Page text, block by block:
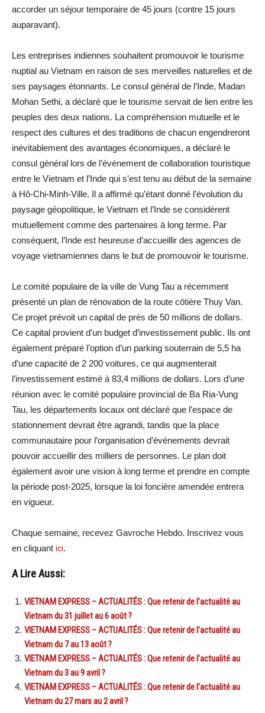
accorder un séjour temporaire de 45 jours (contre 15 jours
auparavant).
Les entreprises indiennes souhaitent promouvoir le tourisme
nuptial au Vietnam en raison de ses merveilles naturelles et de
ses paysages étonnants. Le consul général de l’Inde, Madan
Mohan Sethi, a déclaré que le tourisme servait de lien entre les
peuples des deux nations. La compréhension mutuelle et le
respect des cultures et des traditions de chacun engendreront
inévitablement des avantages économiques, a déclaré le
consul général lors de l’événement de collaboration touristique
entre le Vietnam et l’Inde qui s’est tenu au début de la semaine
à Hô-Chi-Minh-Ville. Il a affirmé qu’étant donné l’évolution du
paysage géopolitique, le Vietnam et l’Inde se considèrent
mutuellement comme des partenaires à long terme. Par
conséquent, l’Inde est heureuse d’accueillir des agences de
voyage vietnamiennes dans le but de promouvoir le tourisme.
Le comité populaire de la ville de Vung Tau a récemment
présenté un plan de rénovation de la route côtière Thuy Van.
Ce projet prévoit un capital de près de 50 millions de dollars.
Ce capital provient d’un budget d’investissement public. Ils ont
également préparé l’option d’un parking souterrain de 5,5 ha
d’une capacité de 2 200 voitures, ce qui augmenterait
l’investissement estimé à 83,4 millions de dollars. Lors d’une
réunion avec le comité populaire provincial de Ba Rịa-Vung
Tau, les départements locaux ont déclaré que l’espace de
stationnement devrait être agrandi, tandis que la place
communautaire pour l’organisation d’événements devrait
pouvoir accueillir des milliers de personnes. Le plan doit
également avoir une vision à long terme et prendre en compte
la période post-2025, lorsque la loi foncière amendée entrera
en vigueur.
Chaque semaine, recevez Gavroche Hebdo. Inscrivez vous
en cliquant ici.
A Lire Aussi:
VIETNAM EXPRESS – ACTUALITÉS : Que retenir de l’actualité au
Vietnam du 31 juillet au 6 août ?
VIETNAM EXPRESS – ACTUALITÉS : Que retenir de l’actualité au
Vietnam du 7 au 13 août ?
VIETNAM EXPRESS – ACTUALITÉS : Que retenir de l’actualité au
Vietnam du 3 au 9 avril ?
VIETNAM EXPRESS – ACTUALITÉS : Que retenir de l’actualité au
Vietnam du 27 mars au 2 avril ?